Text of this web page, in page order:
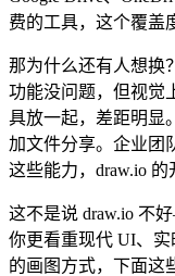
费的工具，这个覆盖
那为什么还有人想换
功能没问题，但视
具放一起，差距明显
加文件分享。企业团
这些能力，draw.io 的
这不是说 draw.io 不
你更看重现代 UI、
的画图方式，下面这